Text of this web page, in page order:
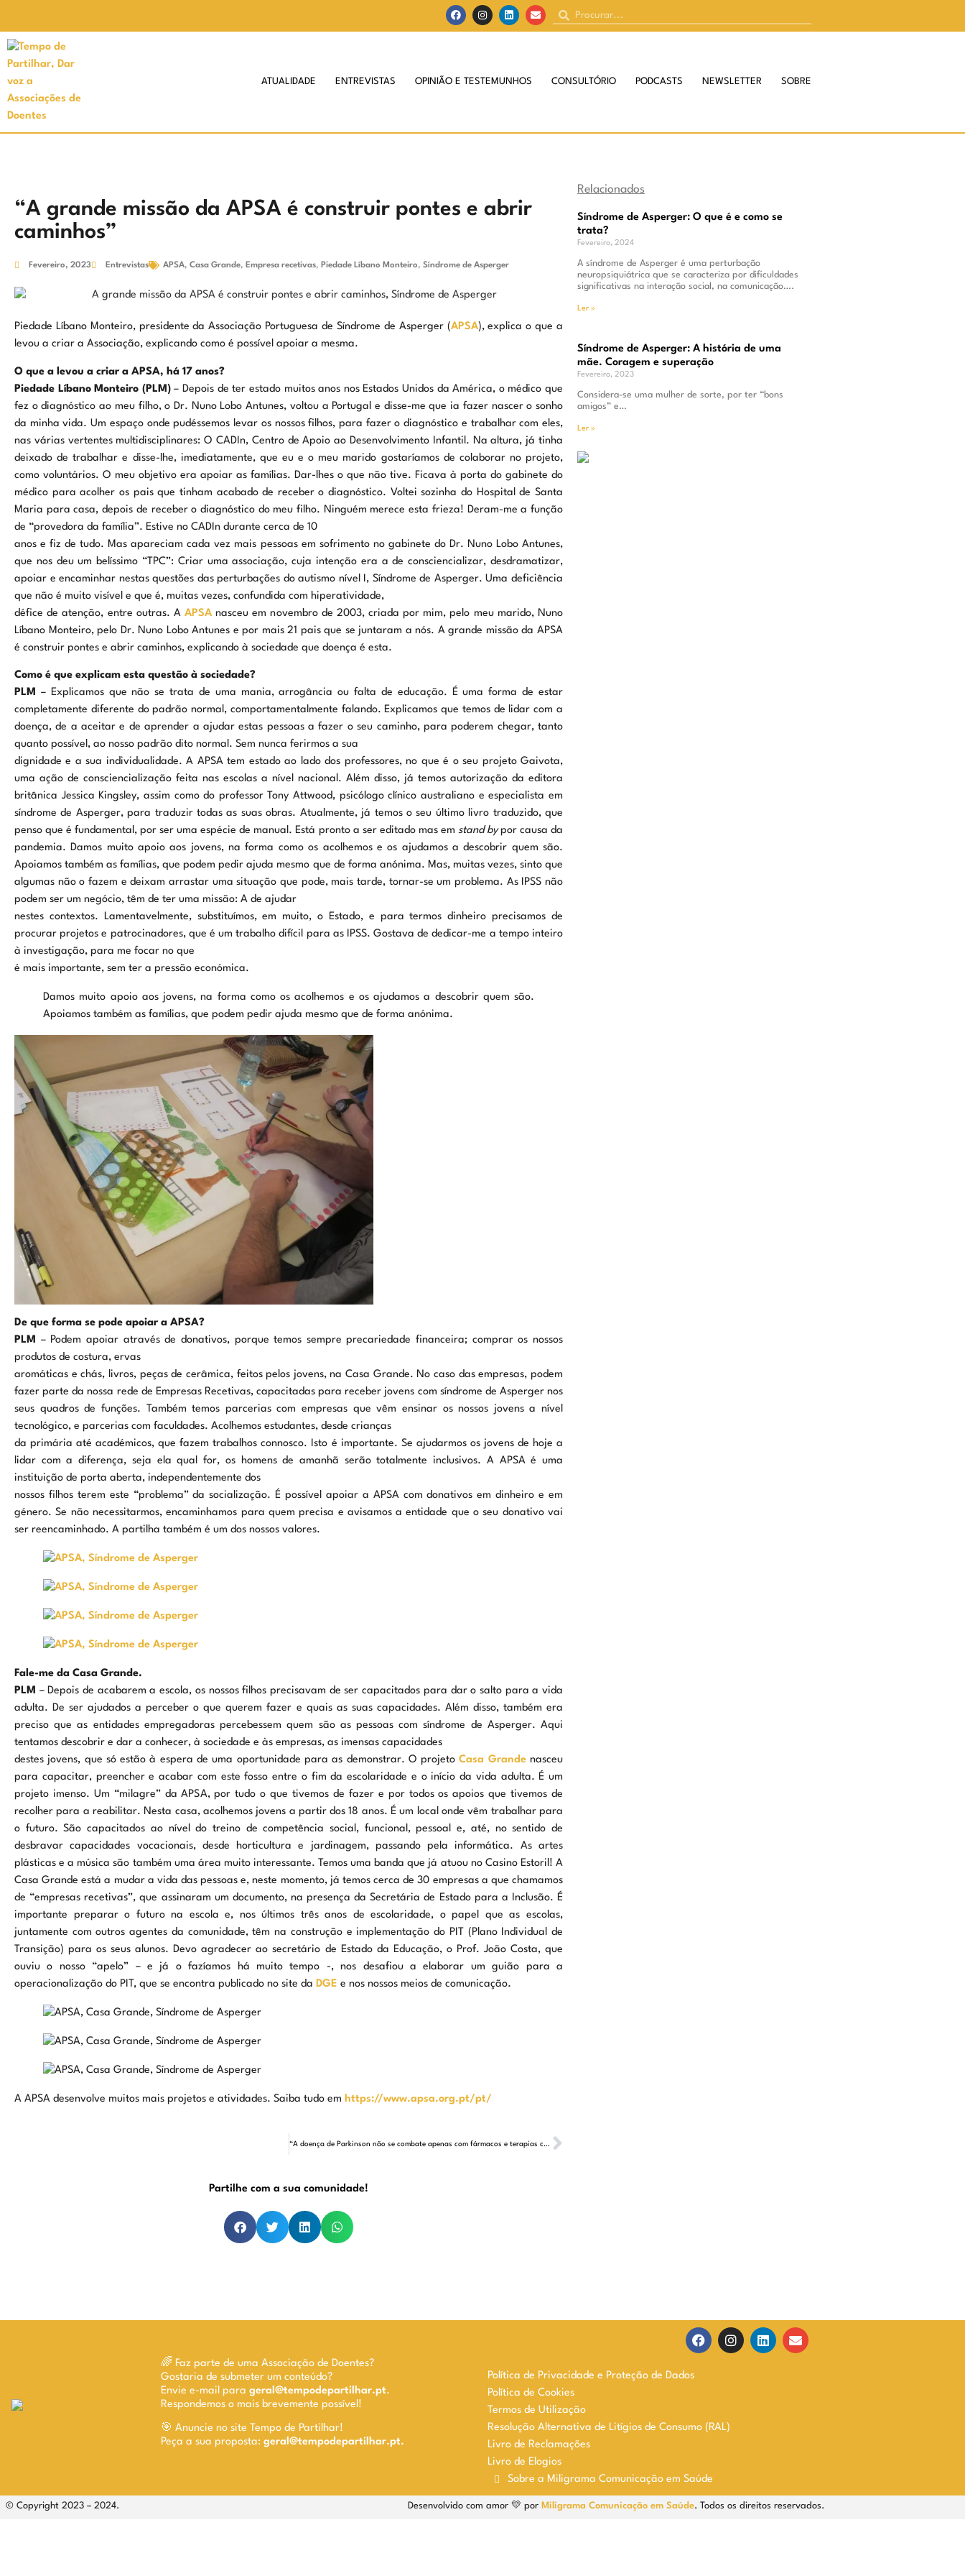
ATUALIDADE ENTREVISTAS OPINIÃO E TESTEMUNHOS CONSULTÓRIO PODCASTS NEWSLETTER SOBRE
“A grande missão da APSA é construir pontes e abrir
caminhos”
Fevereiro, 2023 Entrevistas APSA, Casa Grande, Empresa recetivas, Piedade Líbano Monteiro, Síndrome de Asperger
Piedade Líbano Monteiro, presidente da Associação Portuguesa de Síndrome de Asperger (APSA), explica o que a
levou a criar a Associação, explicando como é possível apoiar a mesma.
O que a levou a criar a APSA, há 17 anos?
Piedade Líbano Monteiro (PLM)– Depois de ter estado muitos anos nos Estados Unidos da América, o médico que
fez o diagnóstico ao meu filho, o Dr. Nuno Lobo Antunes, voltou a Portugal e disse-me que ia fazer nascer o sonho
da minha vida. Um espaço onde pudéssemos levar os nossos filhos, para fazer o diagnóstico e trabalhar com eles,
nas várias vertentes multidisciplinares: O CADIn, Centro de Apoio ao Desenvolvimento Infantil. Na altura, já tinha
deixado de trabalhar e disse-lhe, imediatamente, que eu e o meu marido gostaríamos de colaborar no projeto,
como voluntários. O meu objetivo era apoiar as famílias. Dar-lhes o que não tive. Ficava à porta do gabinete do
médico para acolher os pais que tinham acabado de receber o diagnóstico. Voltei sozinha do Hospital de Santa
Maria para casa, depois de receber o diagnóstico do meu filho. Ninguém merece esta frieza! Deram-me a função
de “provedora da família”. Estive no CADIn durante cerca de 10
anos e fiz de tudo. Mas apareciam cada vez mais pessoas em sofrimento no gabinete do Dr. Nuno Lobo Antunes,
que nos deu um belíssimo “TPC”: Criar uma associação, cuja intenção era a de consciencializar, desdramatizar,
apoiar e encaminhar nestas questões das perturbações do autismo nível I, Síndrome de Asperger. Uma deficiência
que não é muito visível e que é, muitas vezes, confundida com hiperatividade,
défice de atenção, entre outras. A APSA nasceu em novembro de 2003, criada por mim, pelo meu marido, Nuno
Líbano Monteiro, pelo Dr. Nuno Lobo Antunes e por mais 21 pais que se juntaram a nós. A grande missão da APSA
é construir pontes e abrir caminhos, explicando à sociedade que doença é esta.
Como é que explicam esta questão à sociedade?
PLM
– Explicamos que não se trata de uma mania, arrogância ou falta de educação. É uma forma de estar
completamente diferente do padrão normal, comportamentalmente falando. Explicamos que temos de lidar com a
doença, de a aceitar e de aprender a ajudar estas pessoas a fazer o seu caminho, para poderem chegar, tanto
quanto possível, ao nosso padrão dito normal. Sem nunca ferirmos a sua
dignidade e a sua individualidade. A APSA tem estado ao lado dos professores, no que é o seu projeto Gaivota,
uma ação de consciencialização feita nas escolas a nível nacional. Além disso, já temos autorização da editora
britânica Jessica Kingsley, assim como do professor Tony Attwood, psicólogo clínico australiano e especialista em
síndrome de Asperger, para traduzir todas as suas obras. Atualmente, já temos o seu último livro traduzido, que
penso que é fundamental, por ser uma espécie de manual. Está pronto a ser editado mas em stand bypor causa da
pandemia. Damos muito apoio aos jovens, na forma como os acolhemos e os ajudamos a descobrir quem são.
Apoiamos também as famílias, que podem pedir ajuda mesmo que de forma anónima. Mas, muitas vezes, sinto que
algumas não o fazem e deixam arrastar uma situação que pode, mais tarde, tornar-se um problema. As IPSS não
podem ser um negócio, têm de ter uma missão: A de ajudar
nestes contextos. Lamentavelmente, substituímos, em muito, o Estado, e para termos dinheiro precisamos de
procurar projetos e patrocinadores, que é um trabalho difícil para as IPSS. Gostava de dedicar-me a tempo inteiro
à investigação, para me focar no que
é mais importante, sem ter a pressão económica.
Damos muito apoio aos jovens, na forma como os acolhemos e os ajudamos a descobrir quem são.
Apoiamos também as famílias, que podem pedir ajuda mesmo que de forma anónima.
De que forma se pode apoiar a APSA?
PLM – Podem apoiar através de donativos, porque temos sempre precariedade financeira; comprar os nossos
produtos de costura, ervas
aromáticas e chás, livros, peças de cerâmica, feitos pelos jovens, na Casa Grande. No caso das empresas, podem
fazer parte da nossa rede de Empresas Recetivas, capacitadas para receber jovens com síndrome de Asperger nos
seus quadros de funções. Também temos parcerias com empresas que vêm ensinar os nossos jovens a nível
tecnológico, e parcerias com faculdades. Acolhemos estudantes, desde crianças
da primária até académicos, que fazem trabalhos connosco. Isto é importante. Se ajudarmos os jovens de hoje a
lidar com a diferença, seja ela qual for, os homens de amanhã serão totalmente inclusivos. A APSA é uma
instituição de porta aberta, independentemente dos
nossos filhos terem este “problema” da socialização. É possível apoiar a APSA com donativos em dinheiro e em
género. Se não necessitarmos, encaminhamos para quem precisa e avisamos a entidade que o seu donativo vai
ser reencaminhado. A partilha também é um dos nossos valores.
Fale-me da Casa Grande.
PLM – Depois de acabarem a escola, os nossos filhos precisavam de ser capacitados para dar o salto para a vida
adulta. De ser ajudados a perceber o que querem fazer e quais as suas capacidades. Além disso, também era
preciso que as entidades empregadoras percebessem quem são as pessoas com síndrome de Asperger. Aqui
tentamos descobrir e dar a conhecer, à sociedade e às empresas, as imensas capacidades
destes jovens, que só estão à espera de uma oportunidade para as demonstrar. O projetoCasa Grandenasceu
para capacitar, preencher e acabar com este fosso entre o fim da escolaridade e o início da vida adulta. É um
projeto imenso. Um “milagre” da APSA, por tudo o que tivemos de fazer e por todos os apoios que tivemos de
recolher para a reabilitar. Nesta casa, acolhemos jovens a partir dos 18 anos. É um local onde vêm trabalhar para
o futuro. São capacitados ao nível do treino de competência social, funcional, pessoal e, até, no sentido de
desbravar capacidades vocacionais, desde horticultura e jardinagem, passando pela informática. As artes
plásticas e a música são também uma área muito interessante. Temos uma banda que já atuou no Casino Estoril! A
Casa Grande está a mudar a vida das pessoas e, neste momento, já temos cerca de 30 empresas a que chamamos
de “empresas recetivas”, que assinaram um documento, na presença da Secretária de Estado para a Inclusão. É
importante preparar o futuro na escola e, nos últimos três anos de escolaridade, o papel que as escolas,
juntamente com outros agentes da comunidade, têm na construção e implementação do PIT (Plano Individual de
Transição) para os seus alunos. Devo agradecer ao secretário de Estado da Educação, o Prof. João Costa, que
ouviu o nosso “apelo” – e já o fazíamos há muito tempo -, nos desafiou a elaborar um guião para a
operacionalização do PIT, que se encontra publicado no site da DGE e nos nossos meios de comunicação.
A APSA desenvolve muitos mais projetos e atividades. Saiba tudo em https://www.apsa.org.pt/pt/
“A doença de Parkinson não se combate apenas com fármacos e terapias complementares, mas também com relações humanas”
Partilhe com a sua comunidade!
Relacionados
Síndrome de Asperger: O que é e como se
trata?
Fevereiro, 2024
A síndrome de Asperger é uma perturbação
neuropsiquiátrica que se caracteriza por dificuldades
significativas na interação social, na comunicação….
Ler »
Síndrome de Asperger: A história de uma
mãe. Coragem e superação
Fevereiro, 2023
Considera-se uma mulher de sorte, por ter “bons
amigos” e…
Ler »
🌈 Faz parte de uma Associação de Doentes?
Gostaria de submeter um conteúdo?
Envie e-mail para geral@tempodepartilhar.pt.
Respondemos o mais brevemente possível!
🎯 Anuncie no site Tempo de Partilhar!
Peça a sua proposta: geral@tempodepartilhar.pt.
Política de Privacidade e Proteção de Dados
Política de Cookies
Termos de Utilização
Resolução Alternativa de Litígios de Consumo (RAL)
Livro de Reclamações
Livro de Elogios
Sobre a Miligrama Comunicação em Saúde
© Copyright 2023 – 2024. Desenvolvido com amor 💛 por Miligrama Comunicação em Saúde. Todos os direitos reservados.